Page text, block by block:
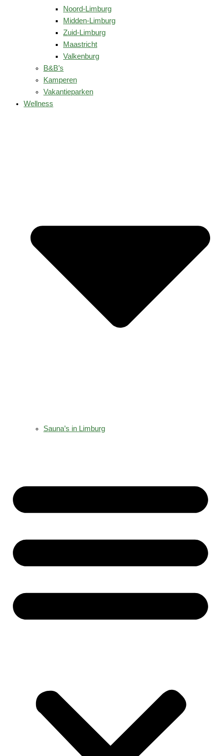
Noord-Limburg
Midden-Limburg
Zuid-Limburg
Maastricht
Valkenburg
B&B’s
Kamperen
Vakantieparken
Wellness
Sauna’s in Limburg